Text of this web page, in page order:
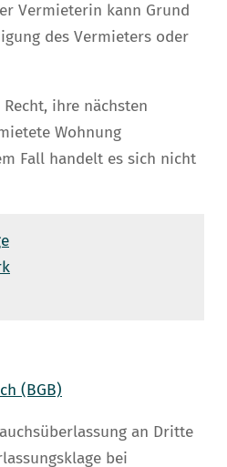
Vermieterin kann Grund
des Vermieters oder
ihre nächsten
Wohnung
Fall handelt es sich nicht
(BGB)
an Dritte
bei